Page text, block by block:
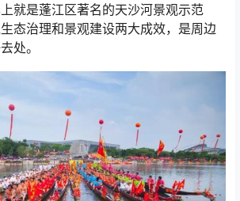
就是蓬江区著名的天沙河景观示范
态治理和景观建设两大成效，是周边
处。